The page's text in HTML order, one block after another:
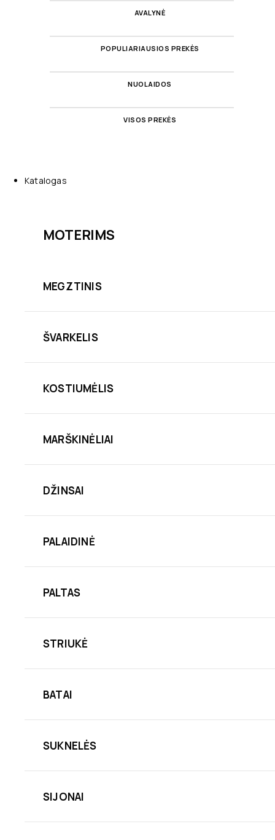
AVALYNĖ
POPULIARIAUSIOS PREKĖS
NUOLAIDOS
VISOS PREKĖS
Katalogas
MOTERIMS
MEGZTINIS
ŠVARKELIS
KOSTIUMĖLIS
MARŠKINĖLIAI
DŽINSAI
PALAIDINĖ
PALTAS
STRIUKĖ
BATAI
SUKNELĖS
SIJONAI